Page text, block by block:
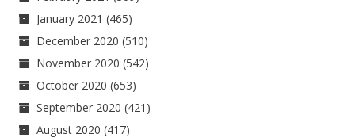
January 2021 (465)
December 2020 (510)
November 2020 (542)
October 2020 (653)
September 2020 (421)
August 2020 (417)